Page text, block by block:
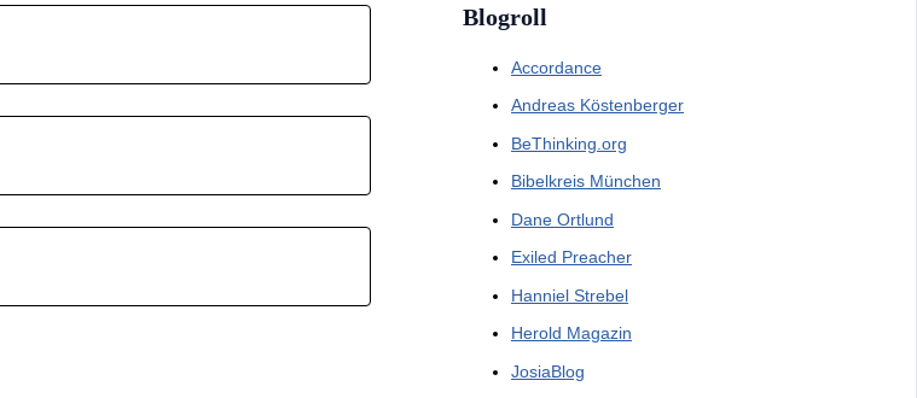
Blogroll
Accordance
Andreas Köstenberger
BeThinking.org
Bibelkreis München
Dane Ortlund
Exiled Preacher
Hanniel Strebel
Herold Magazin
JosiaBlog